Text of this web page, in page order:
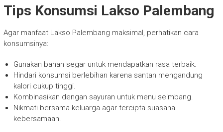
Tips Konsumsi Lakso Palembang
Agar manfaat Lakso Palembang maksimal, perhatikan cara
konsumsinya:
Gunakan bahan segar untuk mendapatkan rasa terbaik.
Hindari konsumsi berlebihan karena santan mengandung
kalori cukup tinggi.
Kombinasikan dengan sayuran untuk menu seimbang.
Nikmati bersama keluarga agar tercipta suasana
kebersamaan.